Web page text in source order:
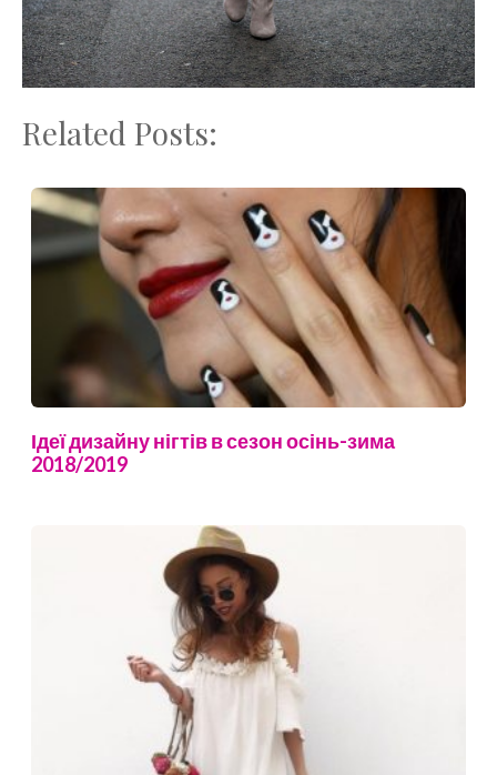
Related Posts:
Ідеї дизайну нігтів в сезон осінь-зима
2018/2019